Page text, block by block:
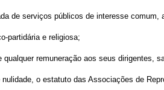
de serviços públicos de interesse
partidária e religiosa;
qualquer remuneração aos seus
nulidade, o estatuto das Associações de